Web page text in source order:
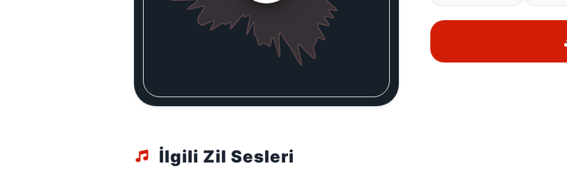
İlgili Zil Sesleri